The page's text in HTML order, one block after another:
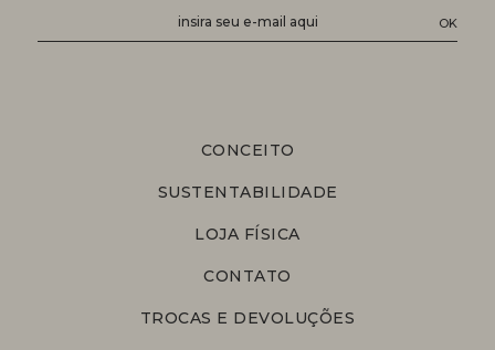
CONCEITO
SUSTENTABILIDADE
LOJA FÍSICA
CONTATO
TROCAS E DEVOLUÇÕES